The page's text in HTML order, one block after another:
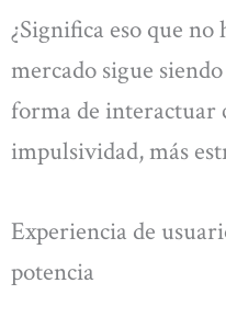
¿Significa eso que no
mercado sigue
forma de interactuar
impulsividad, más
Experiencia de
potencia